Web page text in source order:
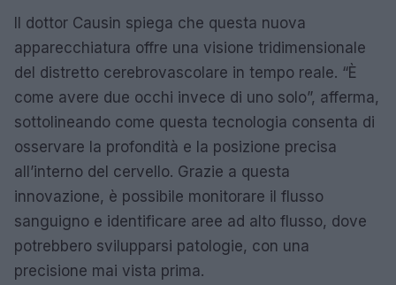
Il dottor Causin spiega che questa nuova
apparecchiatura offre una visione tridimensionale
del distretto cerebrovascolare in tempo reale. “È
come avere due occhi invece di uno solo”, afferma,
sottolineando come questa tecnologia consenta di
osservare la profondità e la posizione precisa
all’interno del cervello. Grazie a questa
innovazione, è possibile monitorare il flusso
sanguigno e identificare aree ad alto flusso, dove
potrebbero svilupparsi patologie, con una
precisione mai vista prima.